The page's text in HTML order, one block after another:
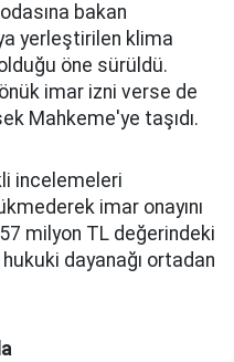
bakan
yerleştirilen klima
öne sürüldü.
imar izni verse de
Mahkeme'ye taşıdı.
incelemeleri
imar onayını
milyon TL değerindeki
dayanağı ortadan